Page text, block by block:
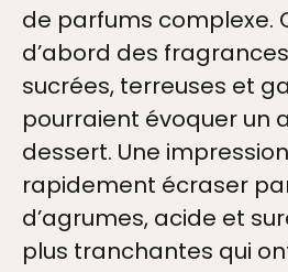
de parfums complexe.
d’abord des
sucrées, terreuses et
pourraient évoquer un
dessert. Une
rapidement écraser
d’agrumes, acide et
plus tranchantes qui